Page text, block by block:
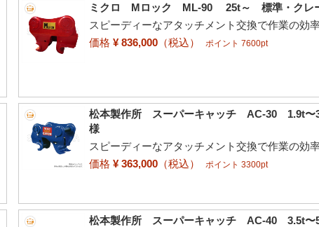
ミクロ Mロック ML-90 25t～ 標準・クレ
スピーディーなアタッチメント交換で作業の効
価格 ¥ 836,000 （税込） ポイント 7600pt
松本製作所 スーパーキャッチ AC-30 1.9t〜
様
スピーディーなアタッチメント交換で作業の効
価格 ¥ 363,000 （税込） ポイント 3300pt
松本製作所 スーパーキャッチ AC-40 3.5t